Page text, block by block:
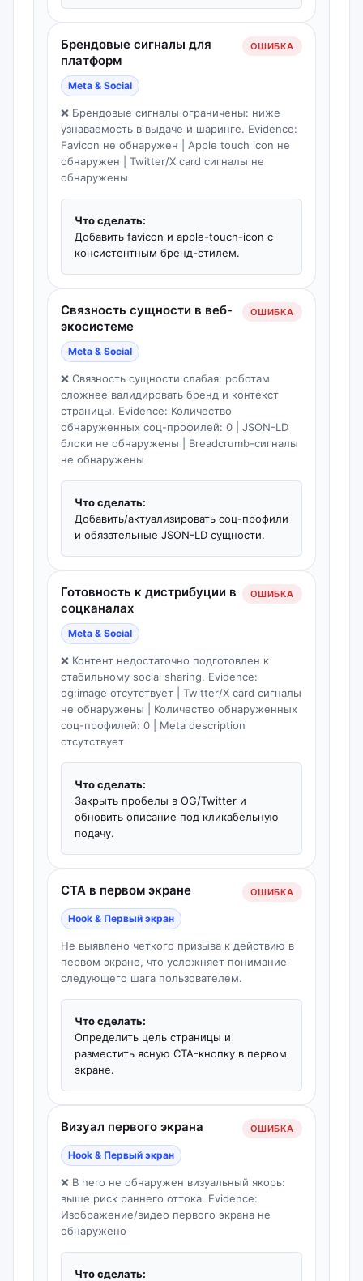
Брендовые сигналы для
платформ
ОШИБКА
Meta & Social
❌ Брендовые сигналы ограничены: ниже
узнаваемость в выдаче и шаринге. Evidence:
Favicon не обнаружен | Apple touch icon не
обнаружен | Twitter/X card сигналы не
обнаружены
Что сделать:
Добавить favicon и apple-touch-icon с
консистентным бренд-стилем.
Связность сущности в веб-
экосистеме
ОШИБКА
Meta & Social
❌ Связность сущности слабая: роботам
сложнее валидировать бренд и контекст
страницы. Evidence: Количество
обнаруженных соц-профилей: 0 | JSON-LD
блоки не обнаружены | Breadcrumb-сигналы
не обнаружены
Что сделать:
Добавить/актуализировать соц-профили
и обязательные JSON-LD сущности.
Готовность к дистрибуции в
соцканалах
ОШИБКА
Meta & Social
❌ Контент недостаточно подготовлен к
стабильному social sharing. Evidence:
og:image отсутствует | Twitter/X card сигналы
не обнаружены | Количество обнаруженных
соц-профилей: 0 | Meta description
отсутствует
Что сделать:
Закрыть пробелы в OG/Twitter и
обновить описание под кликабельную
подачу.
CTA в первом экране ОШИБКА
Hook & Первый экран
Не выявлено четкого призыва к действию в
первом экране, что усложняет понимание
следующего шага пользователем.
Что сделать:
Определить цель страницы и
разместить ясную CTA-кнопку в первом
экране.
Визуал первого экрана ОШИБКА
Hook & Первый экран
❌ В hero не обнаружен визуальный якорь:
выше риск раннего оттока. Evidence:
Изображение/видео первого экрана не
обнаружено
Что сделать: